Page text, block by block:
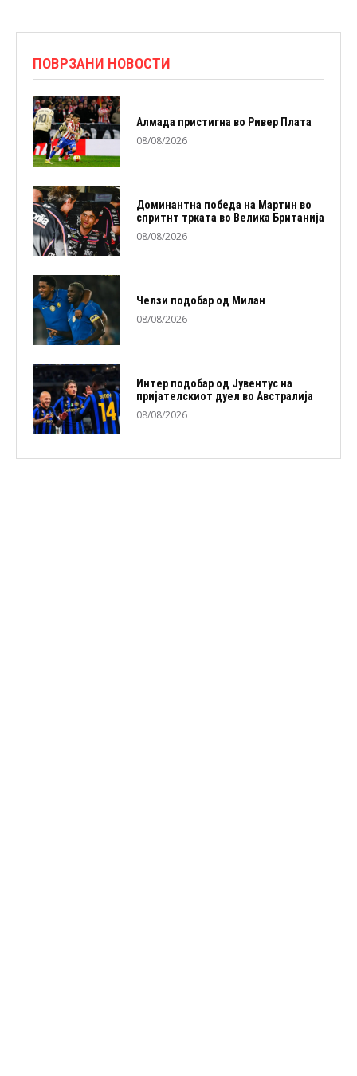
ПОВРЗАНИ НОВОСТИ
Алмада пристигна во Ривер Плата
08/08/2026
Доминантна победа на Мартин во
спритнт трката во Велика Британија
08/08/2026
Челзи подобaр од Милан
08/08/2026
Интер подобар од Јувентус на
пријателскиот дуел во Австралија
08/08/2026